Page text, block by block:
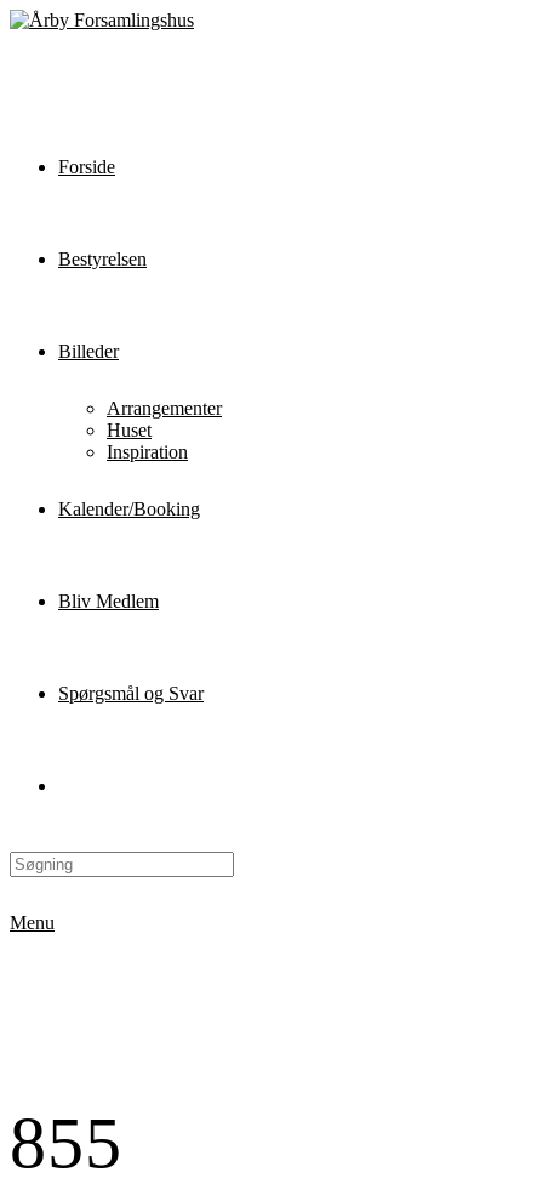
Forside
Bestyrelsen
Billeder
Arrangementer
Huset
Inspiration
Kalender/Booking
Bliv Medlem
Spørgsmål og Svar
Menu
855